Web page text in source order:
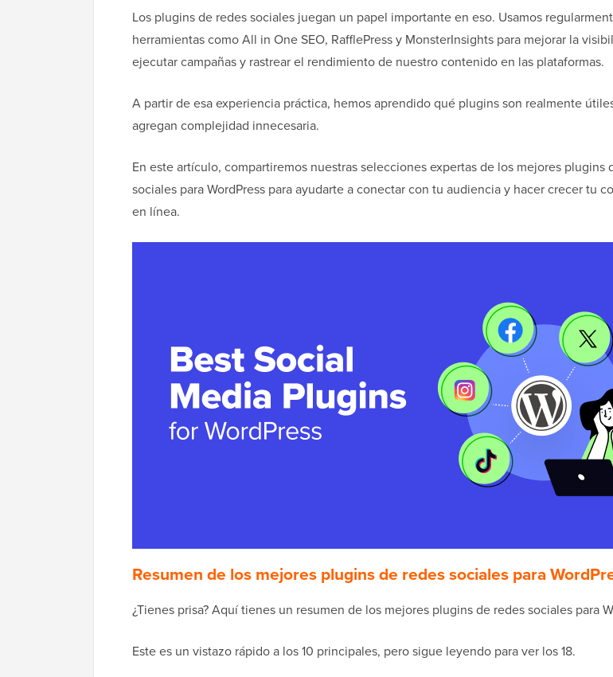
Los plugins de redes sociales juegan un papel importante en eso. Usamos
herramientas como All in One SEO, RafflePress y MonsterInsights para mejorar la
ejecutar campañas y rastrear el rendimiento de nuestro contenido en las plataformas.
A partir de esa experiencia práctica, hemos aprendido qué plugins son realmente
agregan complejidad innecesaria.
En este artículo, compartiremos nuestras selecciones expertas de los mejores plugins
sociales para WordPress para ayudarte a conectar con tu audiencia y hacer crecer tu
en línea.
Resumen de los mejores plugins de redes sociales para
¿Tienes prisa? Aquí tienes un resumen de los mejores plugins de redes sociales para
Este es un vistazo rápido a los 10 principales, pero sigue leyendo para ver los 18.